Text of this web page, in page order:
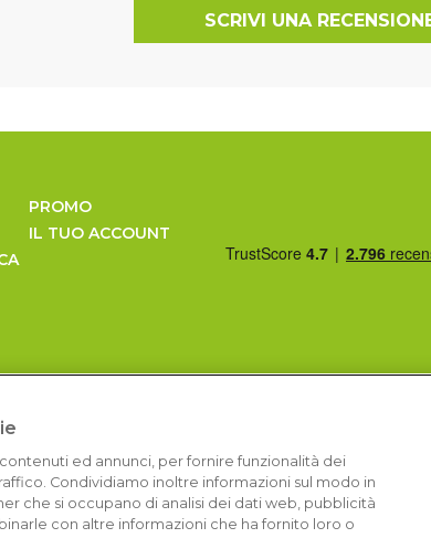
SCRIVI UNA
PROMO
IL TUO ACCOUNT
ed annunci, per fornire funzionalità dei
Condividiamo inoltre informazioni sul modo in
che si occupano di analisi dei dati web, pubblicità
con altre informazioni che ha fornito loro o